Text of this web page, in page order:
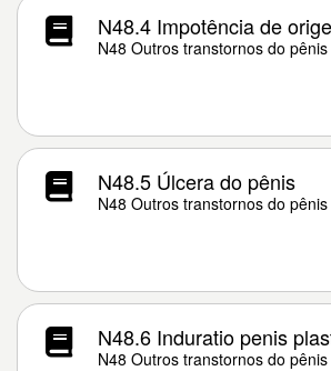
N48.4 Impotência de
N48 Outros transtornos do pênis
N48.5 Úlcera do pênis
N48 Outros transtornos do pênis
N48.6 Induratio penis
N48 Outros transtornos do pênis